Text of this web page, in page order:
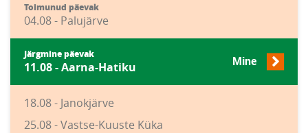
Toimunud päevak
04.08 - Palujärve
Järgmine päevak
11.08 - Aarna-Hatiku Mine
18.08 - Janokjärve
25.08 - Vastse-Kuuste Küka